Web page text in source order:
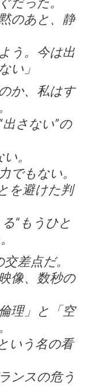
だった。
のあと、静
う。今は出
い」
か、私はす
出さない”の
。
でもない。
を避けた判
“もうひと
差点だ。
像、数秒の
理」と「空
いう名の看
ンスの危う